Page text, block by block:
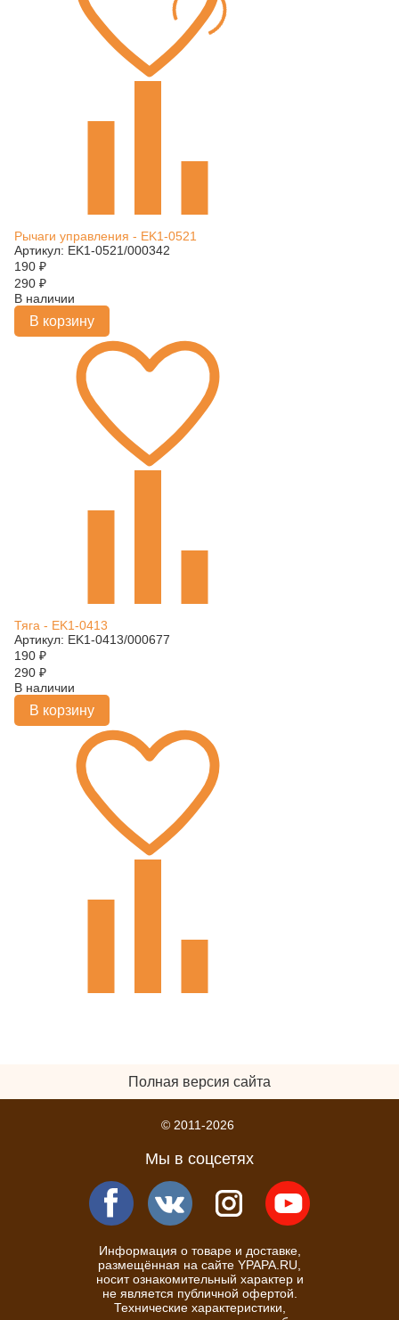
Рычаги управления - EK1-0521
Артикул: EK1-0521/000342
190 ₽
290 ₽
В наличии
В корзину
Тяга - EK1-0413
Артикул: EK1-0413/000677
190 ₽
290 ₽
В наличии
В корзину
Полная версия сайта
© 2011-2026
Мы в соцсетях
Информация о товаре и доставке,
размещённая на сайте YPAPA.RU,
носит ознакомительный характер и
не является публичной офертой.
Технические характеристики,